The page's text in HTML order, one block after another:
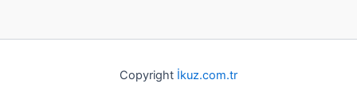
Copyright İkuz.com.tr